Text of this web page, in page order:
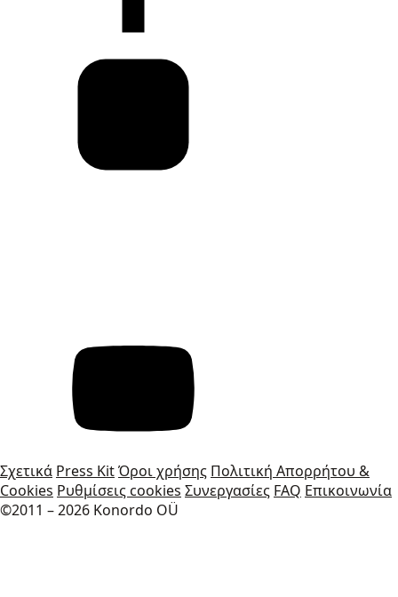
Σχετικά Press KitΌροι χρήσης Πολιτική Απορρήτου &
Cookies Ρυθμίσεις cookies Συνεργασίες FAQ Επικοινωνία
©2011 – 2026 Konordo OÜ